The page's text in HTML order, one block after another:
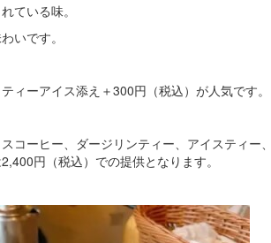
ている味。
いです。
ィーアイス添え＋300円（税込）が人気です。
コーヒー、ダージリンティー、アイスティー
円（税込）での提供となります。